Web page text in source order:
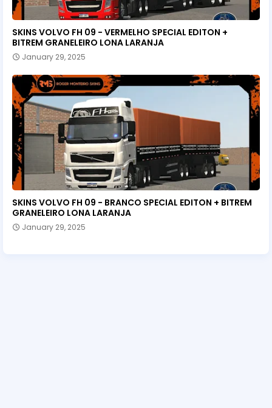
SKINS VOLVO FH 09 - VERMELHO SPECIAL EDITON +
BITREM GRANELEIRO LONA LARANJA
January 29, 2025
SKINS VOLVO FH 09 - BRANCO SPECIAL EDITON + BITREM
GRANELEIRO LONA LARANJA
January 29, 2025